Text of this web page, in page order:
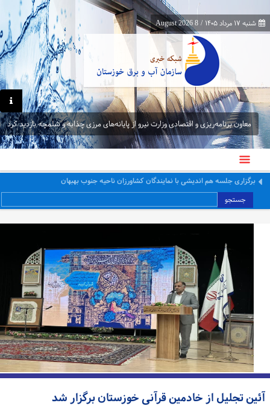
شنبه ۱۷ مرداد ۱۴۰۵ /
8 August 2026
معاون برنامه‌ریزی و اقتصادی وزارت نیرو از پایانه‌های مرزی چذابه و شلمچه بازدید کرد
معاون برنامه‌ریزی و اقتصادی وزارت نیرو از پایانه‌های مرزی چذابه و شلمچه بازدید کرد
جستجو
تجلیل از خادمین قرآنی خوزستان برگزار شد